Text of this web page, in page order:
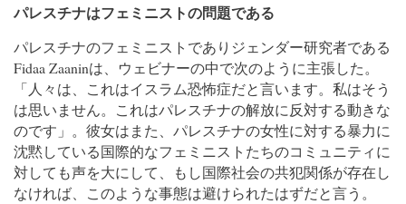
パレスチナはフェミニストの問題である
パレスチナのフェミニストでありジェンダー研究者である
Fidaa Zaaninは、ウェビナーの中で次のように主張した。
「人々は、これはイスラム恐怖症だと言います。私はそう
は思いません。これはパレスチナの解放に反対する動きな
のです」。彼女はまた、パレスチナの女性に対する暴力に
沈黙している国際的なフェミニストたちのコミュニティに
対しても声を大にして、もし国際社会の共犯関係が存在し
なければ、このような事態は避けられたはずだと言う。